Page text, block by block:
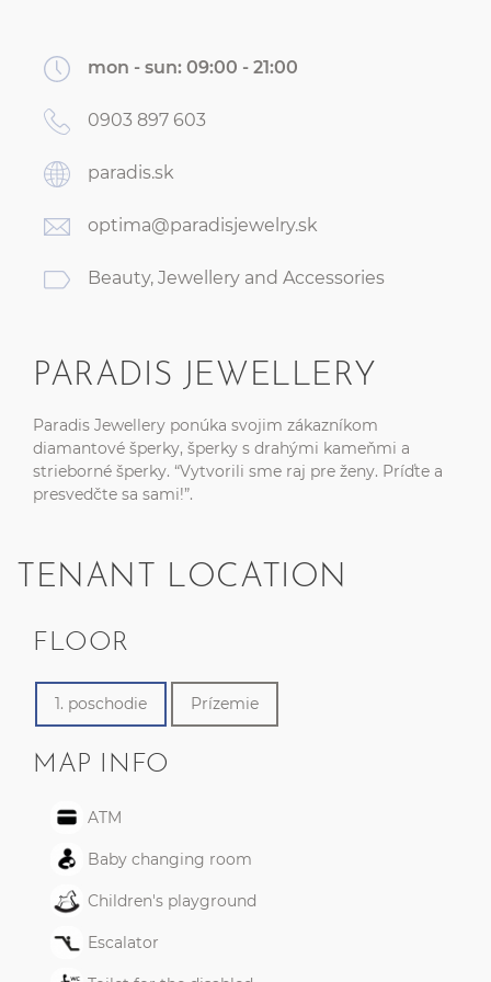
mon - sun: 09:00 - 21:00
0903 897 603
paradis.sk
optima@paradisjewelry.sk
Beauty, Jewellery and Accessories
PARADIS JEWELLERY
Paradis Jewellery ponúka svojim zákazníkom
diamantové šperky, šperky s drahými kameňmi a
strieborné šperky. “Vytvorili sme raj pre ženy. Príďte a
presvedčte sa sami!”.
TENANT LOCATION
FLOOR
1. poschodie Prízemie
MAP INFO
ATM
Baby changing room
Children's playground
Escalator